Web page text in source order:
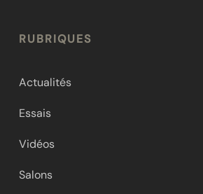
RUBRIQUES
Actualités
Essais
Vidéos
Salons